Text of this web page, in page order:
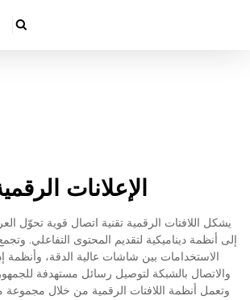

الإعلانات
يشكل اللافتات الرقمية تقنية اتصال قوية تحوّل
إلى أنظمة ديناميكية لتقديم المحتوى التفاعلي.
الاستخدامات بين شاشات عالية الدقة، وأنظمة
والاتصال بالشبكة لتوصيل رسائل مستهدفة
وتعمل أنظمة اللافتات الرقمية من خلال مجموعة